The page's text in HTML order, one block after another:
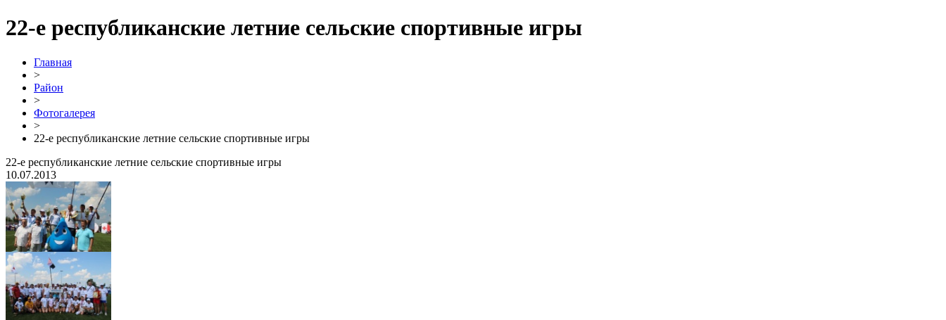
22-е республиканские летние сельские спортивные игры
Главная
>
Район
>
Фотогалерея
>
22-е республиканские летние сельские спортивные игры
22-е республиканские летние сельские спортивные игры
10.07.2013